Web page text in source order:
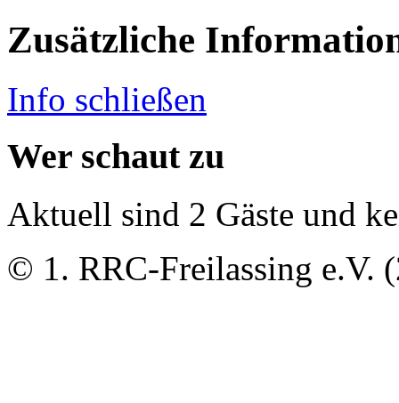
Zusätzliche
Info schließen
Wer schaut zu
Aktuell sind 2 Gäste und
© 1. RRC-Freilassing e.V.